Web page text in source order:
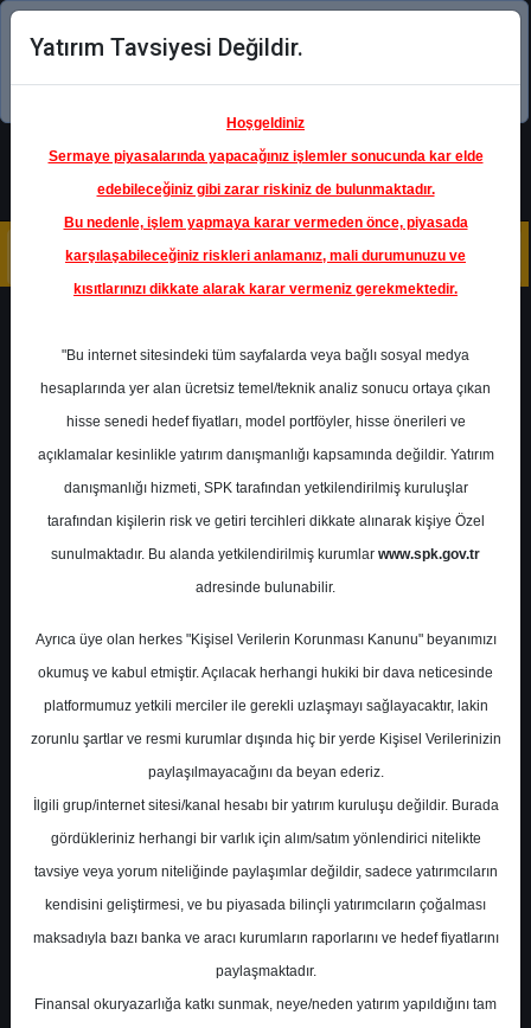
Şimdi uygulamayı indirin!
SAHOL- HACI ÖMER SABANCI
HOLDİNG A.Ş.
Hedef Fiyat 92.03 ₺
Getiri
%4.52
1 9
En Yüksek Tahmin
Ortalama Fiyat Tahmini
Ortalama Getiri Potansiyeli
Yatırım Tavsiyesi Değildir.
Hoşgeldiniz
Sermaye piyasalarında yapacağınız işlemler sonucunda kar elde
edebileceğiniz gibi zarar riskiniz de bulunmaktadır.
Bu nedenle, işlem yapmaya karar vermeden önce, piyasada
karşılaşabileceğiniz riskleri anlamanız, mali durumunuzu ve
kısıtlarınızı dikkate alarak karar vermeniz gerekmektedir.
"Bu internet sitesindeki tüm sayfalarda veya bağlı sosyal medya
hesaplarında yer alan ücretsiz temel/teknik analiz sonucu ortaya çıkan
hisse senedi hedef fiyatları, model portföyler, hisse önerileri ve
açıklamalar kesinlikle yatırım danışmanlığı kapsamında değildir. Yatırım
danışmanlığı hizmeti, SPK tarafından yetkilendirilmiş kuruluşlar
tarafından kişilerin risk ve getiri tercihleri dikkate alınarak kişiye Özel
sunulmaktadır. Bu alanda yetkilendirilmiş kurumlar www.spk.gov.tr
adresinde bulunabilir.
Ayrıca üye olan herkes "Kişisel Verilerin Korunması Kanunu" beyanımızı
okumuş ve kabul etmiştir. Açılacak herhangi hukiki bir dava neticesinde
platformumuz yetkili merciler ile gerekli uzlaşmayı sağlayacaktır, lakin
zorunlu şartlar ve resmi kurumlar dışında hiç bir yerde Kişisel Verilerinizin
paylaşılmayacağını da beyan ederiz.
İlgili grup/internet sitesi/kanal hesabı bir yatırım kuruluşu değildir. Burada
gördükleriniz herhangi bir varlık için alım/satım yönlendirici nitelikte
tavsiye veya yorum niteliğinde paylaşımlar değildir, sadece yatırımcıların
kendisini geliştirmesi, ve bu piyasada bilinçli yatırımcıların çoğalması
maksadıyla bazı banka ve aracı kurumların raporlarını ve hedef fiyatlarını
paylaşmaktadır.
Finansal okuryazarlığa katkı sunmak, neye/neden yatırım yapıldığını tam